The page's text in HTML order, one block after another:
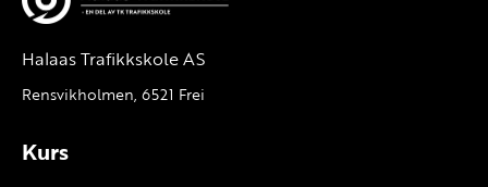
Halaas Trafikkskole AS
Rensvikholmen, 6521 Frei
Kurs